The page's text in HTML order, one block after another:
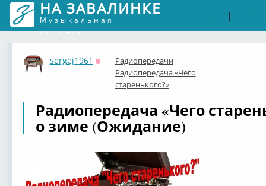
НА ЗАВАЛИНКЕ
Музыкальная
соцсеть
|
sergej1961
Оффлайн
Радиопередачи
Радиопередача «Чего
старенького?»
Радиопередача «Чего
о зиме (Ожидание)